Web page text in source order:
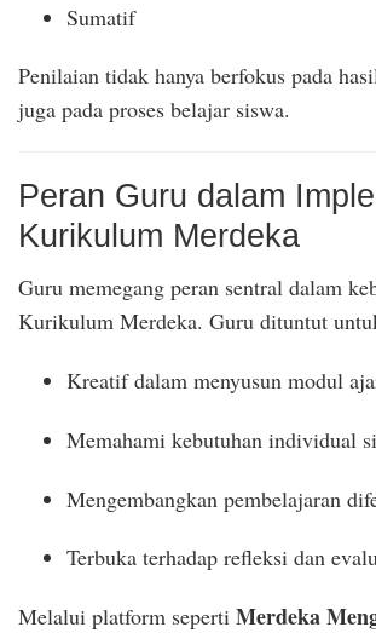
Sumatif
Penilaian tidak hanya berfokus pada
juga pada proses belajar siswa.
Peran Guru dalam
Kurikulum Merdeka
Guru memegang peran sentral dalam
Kurikulum Merdeka. Guru dituntut
Kreatif dalam menyusun modul
Memahami kebutuhan individual
Mengembangkan pembelajaran
Terbuka terhadap refleksi dan
Melalui platform seperti Merdeka